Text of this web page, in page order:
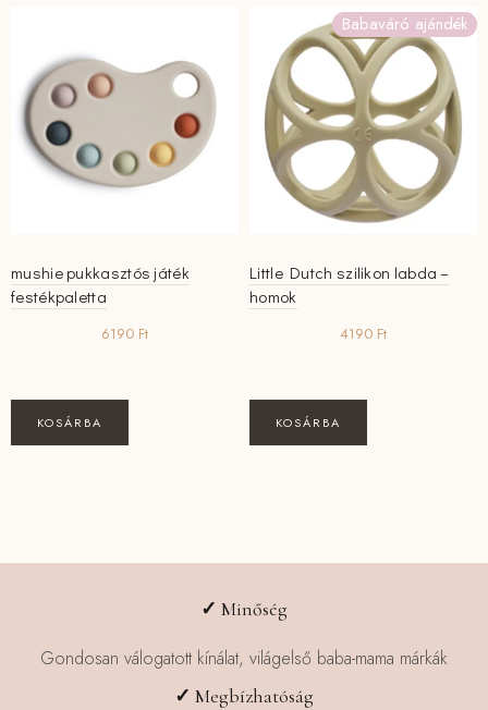
mushie pukkasztós játék
festékpaletta
6190 Ft
KOSÁRBA
Babaváró ajándék
Little Dutch szilikon labda –
homok
4190 Ft
KOSÁRBA
✓ Minőség
Gondosan válogatott kínálat, világelső baba-mama márkák
✓ Megbízhatóság